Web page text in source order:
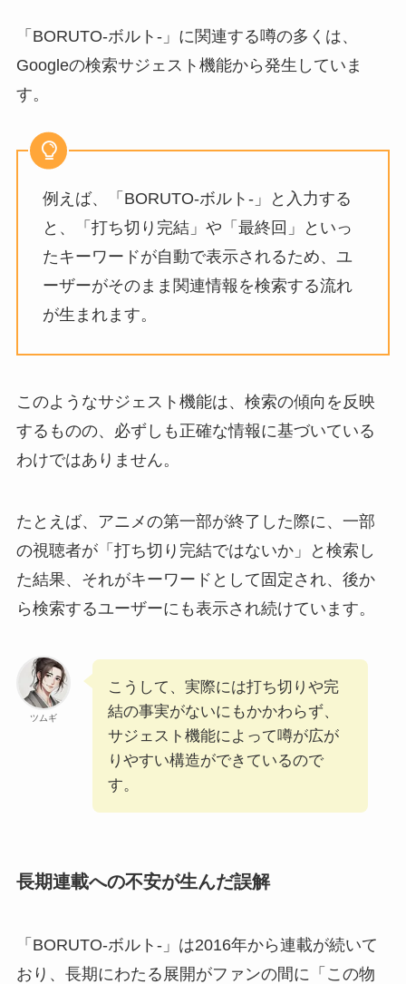
「BORUTO-ボルト-」に関連する噂の多くは、
Googleの検索サジェスト機能から発生していま
す。
例えば、「BORUTO-ボルト-」と入力する
と、「打ち切り完結」や「最終回」といっ
たキーワードが自動で表示されるため、ユ
ーザーがそのまま関連情報を検索する流れ
が生まれます。
このようなサジェスト機能は、検索の傾向を反映
するものの、必ずしも正確な情報に基づいている
わけではありません。
たとえば、アニメの第一部が終了した際に、一部
の視聴者が「打ち切り完結ではないか」と検索し
た結果、それがキーワードとして固定され、後か
ら検索するユーザーにも表示され続けています。
ツムギ
こうして、実際には打ち切りや完
結の事実がないにもかかわらず、
サジェスト機能によって噂が広が
りやすい構造ができているので
す。
長期連載への不安が生んだ誤解
「BORUTO-ボルト-」は2016年から連載が続いて
おり、長期にわたる展開がファンの間に「この物